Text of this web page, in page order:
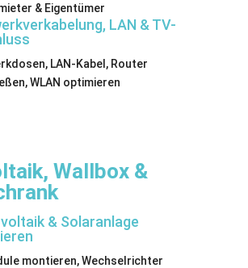
& Eigentümer
LAN & TV-
LAN-Kabel, Router
WLAN optimieren
Wallbox &
& Solaranlage
montieren, Wechselrichter